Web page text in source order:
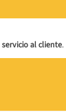
servicio al cliente.